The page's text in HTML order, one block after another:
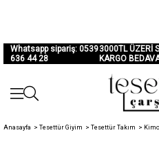
Whatsapp sipariş: 0539
636 44 28
3000TL ÜZERİ
KARGO
Anasayfa > Tesettür Giyim > Tesettür Takım >